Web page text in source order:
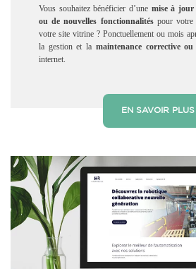
Vous souhaitez bénéficier d’une mise à jour
ou de nouvelles fonctionnalitéspour votre
votre site vitrine ? Ponctuellement ou mois
la gestion et la maintenance corrective ou
internet.
EN SAVOIR PLUS